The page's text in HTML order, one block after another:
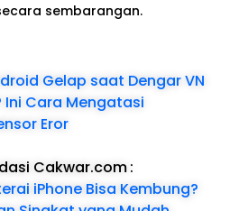
sembarangan.
Gelap saat Dengar VN
Ini Cara Mengatasi
Eror
Cakwar.com:
iPhone Bisa Kembung?